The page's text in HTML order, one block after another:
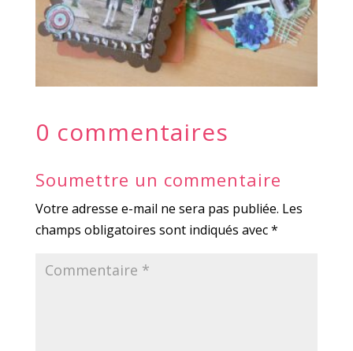
0 commentaires
Soumettre un commentaire
Votre adresse e-mail ne sera pas publiée. Les
champs obligatoires sont indiqués avec*